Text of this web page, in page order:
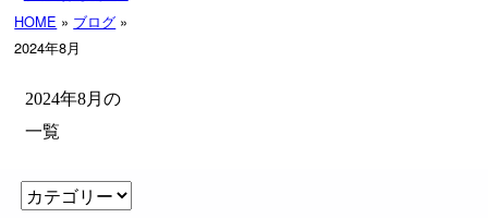
HOME » ブログ »
2024年8月
2024年8月の
一覧